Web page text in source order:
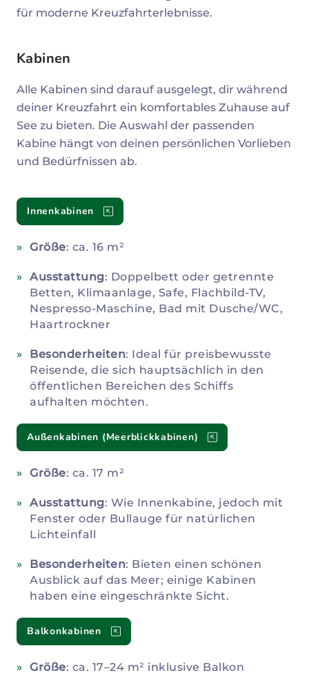
für moderne Kreuzfahrterlebnisse.
Kabinen
Alle Kabinen sind darauf ausgelegt, dir während
deiner Kreuzfahrt ein komfortables Zuhause auf
See zu bieten. Die Auswahl der passenden
Kabine hängt von deinen persönlichen Vorlieben
und Bedürfnissen ab.
Innenkabinen
Größe: ca. 16 m²
Ausstattung: Doppelbett oder getrennte
Betten, Klimaanlage, Safe, Flachbild-TV,
Nespresso-Maschine, Bad mit Dusche/WC,
Haartrockner
Besonderheiten: Ideal für preisbewusste
Reisende, die sich hauptsächlich in den
öffentlichen Bereichen des Schiffs
aufhalten möchten.
Außenkabinen (Meerblickkabinen)
Größe: ca. 17 m²
Ausstattung: Wie Innenkabine, jedoch mit
Fenster oder Bullauge für natürlichen
Lichteinfall
Besonderheiten: Bieten einen schönen
Ausblick auf das Meer; einige Kabinen
haben eine eingeschränkte Sicht.
Balkonkabinen
Größe: ca. 17–24 m² inklusive Balkon